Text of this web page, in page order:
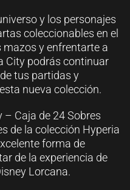
y los personajes
coleccionables en el
y enfrentarte a
City podrás continuar
tus partidas y
nueva colección.
– Caja de 24 Sobres
de la colección Hyperia
forma de
de la experiencia de
Lorcana.